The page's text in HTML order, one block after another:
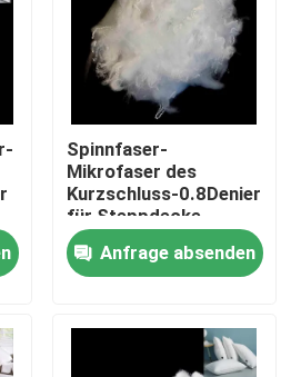
Spinnfaser-
Mikrofaser des
Kurzschluss-0.8Denier
für Steppdecke
Anfrage absenden